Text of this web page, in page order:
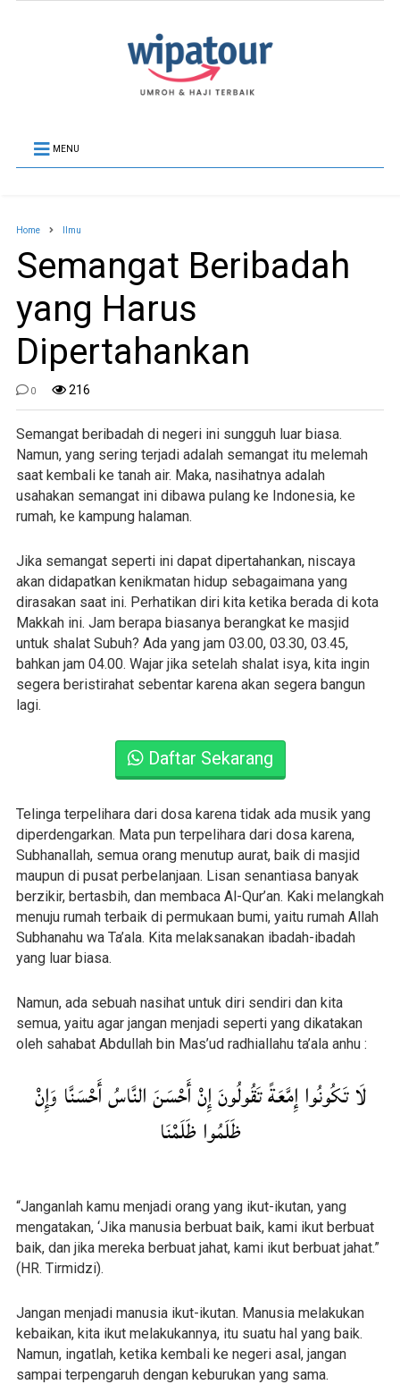
MENU
Home Ilmu
Semangat Beribadah
yang Harus
Dipertahankan
0 216
Semangat beribadah di negeri ini sungguh luar biasa.
Namun, yang sering terjadi adalah semangat itu melemah
saat kembali ke tanah air. Maka, nasihatnya adalah
usahakan semangat ini dibawa pulang ke Indonesia, ke
rumah, ke kampung halaman.
Jika semangat seperti ini dapat dipertahankan, niscaya
akan didapatkan kenikmatan hidup sebagaimana yang
dirasakan saat ini. Perhatikan diri kita ketika berada di kota
Makkah ini. Jam berapa biasanya berangkat ke masjid
untuk shalat Subuh? Ada yang jam 03.00, 03.30, 03.45,
bahkan jam 04.00. Wajar jika setelah shalat isya, kita ingin
segera beristirahat sebentar karena akan segera bangun
lagi.
Daftar Sekarang
Telinga terpelihara dari dosa karena tidak ada musik yang
diperdengarkan. Mata pun terpelihara dari dosa karena,
Subhanallah, semua orang menutup aurat, baik di masjid
maupun di pusat perbelanjaan. Lisan senantiasa banyak
berzikir, bertasbih, dan membaca Al-Qur’an. Kaki melangkah
menuju rumah terbaik di permukaan bumi, yaitu rumah Allah
Subhanahu wa Ta’ala. Kita melaksanakan ibadah-ibadah
yang luar biasa.
Namun, ada sebuah nasihat untuk diri sendiri dan kita
semua, yaitu agar jangan menjadi seperti yang dikatakan
oleh sahabat Abdullah bin Mas’ud radhiallahu ta’ala anhu :
لَا تَكُونُوا إِمَّعَةً تَقُولُونَ إِنْ أَحْسَنَ النَّاسُ أَحْسَنَّا وَإِنْ
ظَلَمُوا ظَلَمْنَا
“Janganlah kamu menjadi orang yang ikut-ikutan, yang
mengatakan, ‘Jika manusia berbuat baik, kami ikut berbuat
baik, dan jika mereka berbuat jahat, kami ikut berbuat jahat.”
(HR. Tirmidzi).
Jangan menjadi manusia ikut-ikutan. Manusia melakukan
kebaikan, kita ikut melakukannya, itu suatu hal yang baik.
Namun, ingatlah, ketika kembali ke negeri asal, jangan
sampai terpengaruh dengan keburukan yang sama.